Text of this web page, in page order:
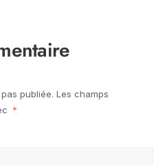
publiée. Les champs
*